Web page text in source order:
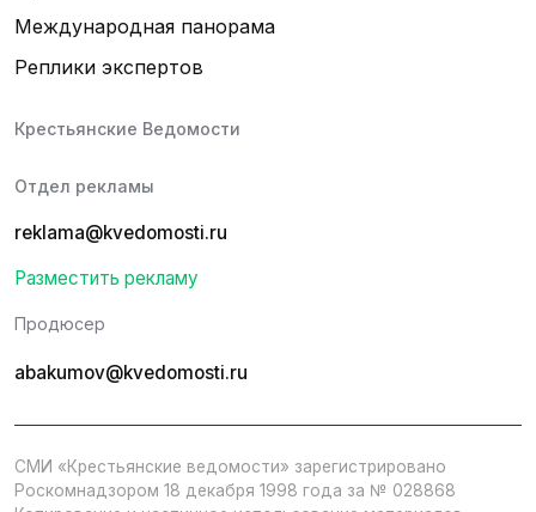
Международная панорама
Реплики экспертов
Крестьянские Ведомости
Отдел рекламы
reklama@kvedomosti.ru
Разместить рекламу
Продюсер
abakumov@kvedomosti.ru
СМИ «Крестьянские ведомости» зарегистрировано
Роскомнадзором 18 декабря 1998 года за № 028868